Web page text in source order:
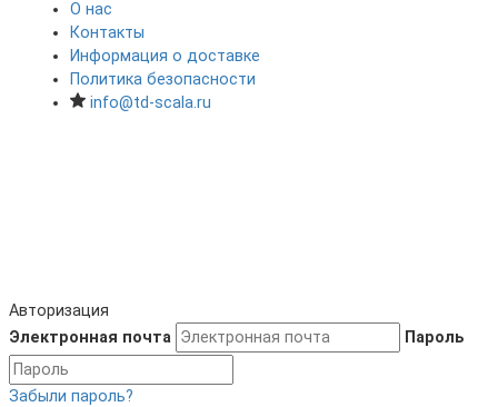
О нас
Контакты
Информация о доставке
Политика безопасности
info@td-scala.ru
Авторизация
Электронная почта
Пароль
Забыли пароль?